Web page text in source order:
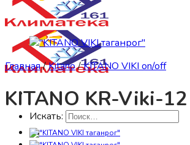
Искать:
Главная/Kitano/KITANO VIKI on/off
KITANO KR-Viki-12